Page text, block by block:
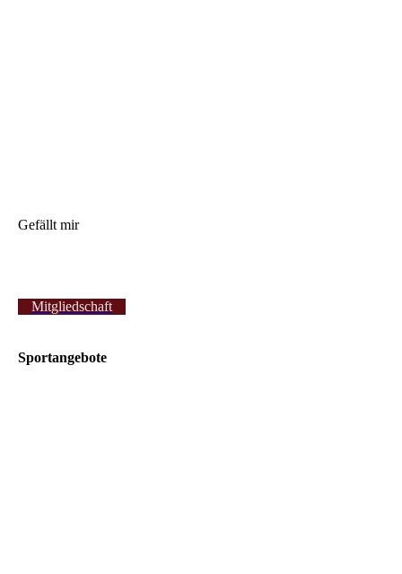
Gefällt mir
Mitgliedschaft
Sportangebote